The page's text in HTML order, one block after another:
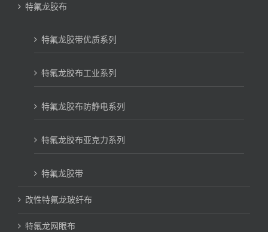
特氟龙胶布
特氟龙胶带优质系列
特氟龙胶布工业系列
特氟龙胶布防静电系列
特氟龙胶布亚克力系列
特氟龙胶带
改性特氟龙玻纤布
特氟龙网眼布